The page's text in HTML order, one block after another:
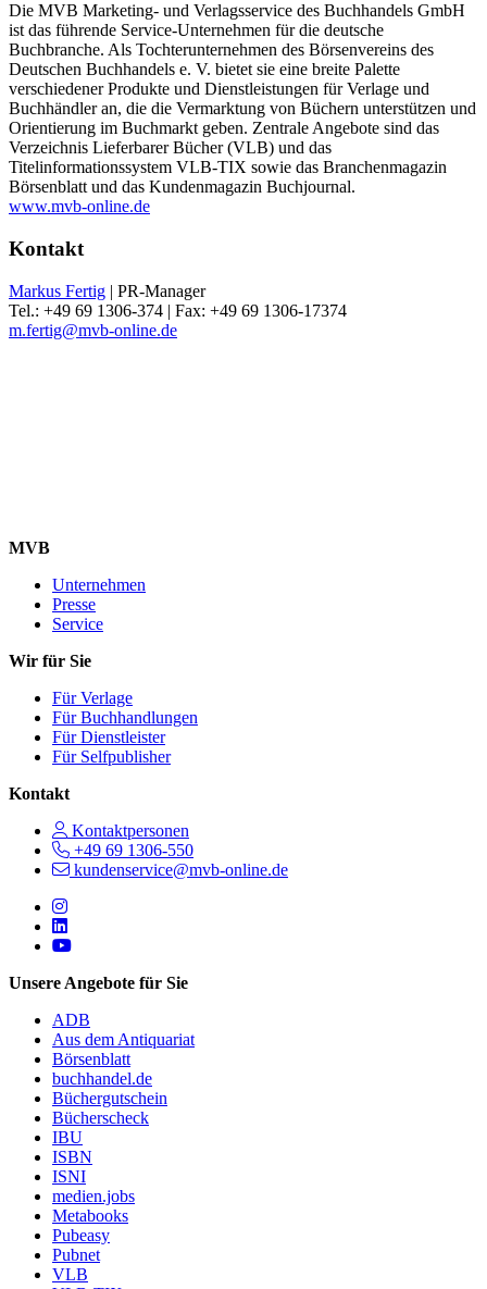
Die MVB Marketing- und Verlagsservice des Buchhandels GmbH
ist das führende Service-Unternehmen für die deutsche
Buchbranche. Als Tochterunternehmen des Börsenvereins des
Deutschen Buchhandels e. V. bietet sie eine breite Palette
verschiedener Produkte und Dienstleistungen für Verlage und
Buchhändler an, die die Vermarktung von Büchern unterstützen und
Orientierung im Buchmarkt geben. Zentrale Angebote sind das
Verzeichnis Lieferbarer Bücher (VLB) und das
Titelinformationssystem VLB-TIX sowie das Branchenmagazin
Börsenblatt und das Kundenmagazin Buchjournal.
www.mvb-online.de
Kontakt
Markus Fertig | PR-Manager
Tel.: +49 69 1306-374 | Fax: +49 69 1306-17374
m.fertig@mvb-online.de
MVB
Unternehmen
Presse
Service
Wir für Sie
Für Verlage
Für Buchhandlungen
Für Dienstleister
Für Selfpublisher
Kontakt
Kontaktpersonen
+49 69 1306-550
kundenservice@mvb-online.de
Follow us on https://www.instagram.com/lifeatmvb/
Follow us on https://www.linkedin.com/company/mvbbooks
Follow us on https://www.youtube.com/@mvbbooks
Unsere Angebote für Sie
ADB
Aus dem Antiquariat
Börsenblatt
buchhandel.de
Büchergutschein
Bücherscheck
IBU
ISBN
ISNI
medien.jobs
Metabooks
Pubeasy
Pubnet
VLB